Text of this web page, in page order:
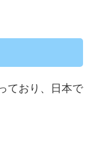
ており、日本で